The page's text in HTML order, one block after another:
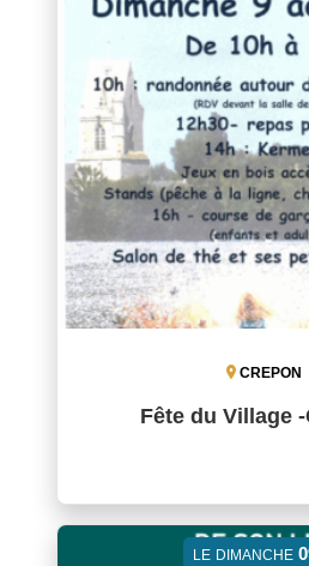
CREPON
Fête du Village
LE DIMANCHE